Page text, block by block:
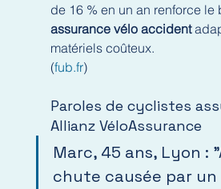
de 16 % en un an renforce
assurance vélo accident
matériels coûteux.
(fub.fr)
Paroles de cyclistes
Allianz VéloAssurance
Marc, 45 ans, Lyon :
chute causée par un